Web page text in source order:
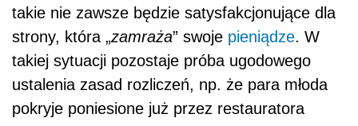
takie nie zawsze będzie satysfakcjonujące dla
strony, która „zamraża” swoje pieniądze. W
takiej sytuacji pozostaje próba ugodowego
ustalenia zasad rozliczeń, np. że para młoda
pokryje poniesione już przez restauratora